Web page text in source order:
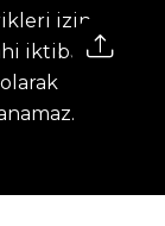
izin
iktibas